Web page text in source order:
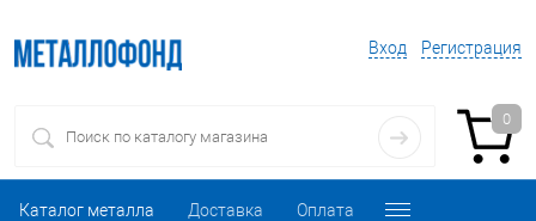
Вход Регистрация
0
Каталог металла Доставка Оплата